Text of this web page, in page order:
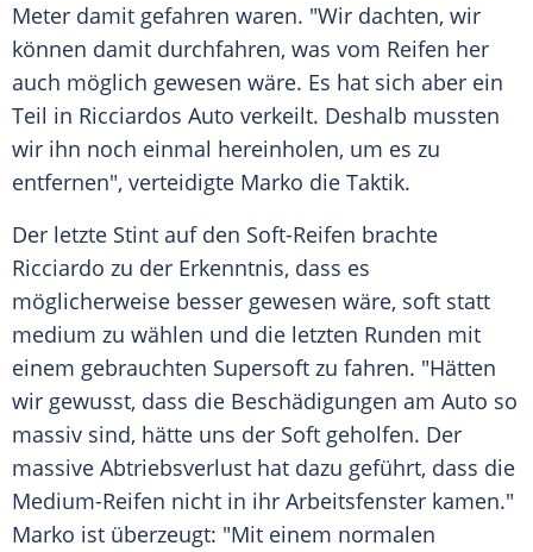
Meter damit gefahren waren. "Wir dachten, wir
können damit durchfahren, was vom Reifen her
auch möglich gewesen wäre. Es hat sich aber ein
Teil in Ricciardos Auto verkeilt. Deshalb mussten
wir ihn noch einmal hereinholen, um es zu
entfernen", verteidigte Marko die Taktik.
Der letzte Stint auf den Soft-Reifen brachte
Ricciardo zu der Erkenntnis, dass es
möglicherweise besser gewesen wäre, soft statt
medium zu wählen und die letzten Runden mit
einem gebrauchten Supersoft zu fahren. "Hätten
wir gewusst, dass die Beschädigungen am Auto so
massiv sind, hätte uns der Soft geholfen. Der
massive Abtriebsverlust hat dazu geführt, dass die
Medium-Reifen nicht in ihr Arbeitsfenster kamen."
Marko ist überzeugt: "Mit einem normalen